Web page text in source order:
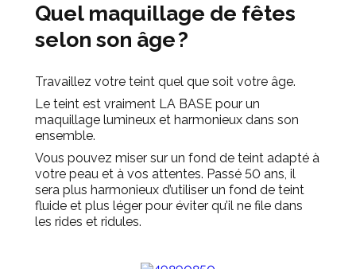
Quel maquillage de fêtes
selon son âge ?
Travaillez votre teint quel que soit votre âge.
Le teint est vraiment LA BASE pour un
maquillage lumineux et harmonieux dans son
ensemble.
Vous pouvez miser sur un fond de teint adapté à
votre peau et à vos attentes. Passé 50 ans, il
sera plus harmonieux d’utiliser un fond de teint
fluide et plus léger pour éviter qu’il ne file dans
les rides et ridules.